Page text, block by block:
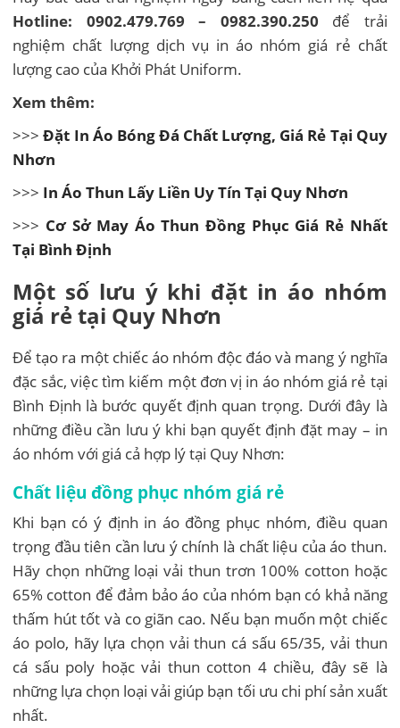
Hotline: 0902.479.769 – 0982.390.250 để trải
nghiệm chất lượng dịch vụ in áo nhóm giá rẻ chất
lượng cao của Khởi Phát Uniform.
Xem thêm:
>>>Đặt In Áo Bóng Đá Chất Lượng, Giá Rẻ Tại Quy
Nhơn
>>> In Áo Thun Lấy Liền Uy Tín Tại Quy Nhơn
>>> Cơ Sở May Áo Thun Đồng Phục Giá Rẻ Nhất
Tại Bình Định
Một số lưu ý khi đặt in áo nhóm
giá rẻ tại Quy Nhơn
Để tạo ra một chiếc áo nhóm độc đáo và mang ý nghĩa
đặc sắc, việc tìm kiếm một đơn vị in áo nhóm giá rẻ tại
Bình Định là bước quyết định quan trọng. Dưới đây là
những điều cần lưu ý khi bạn quyết định đặt may – in
áo nhóm với giá cả hợp lý tại Quy Nhơn:
Chất liệu đồng phục nhóm giá rẻ
Khi bạn có ý định in áo đồng phục nhóm, điều quan
trọng đầu tiên cần lưu ý chính là chất liệu của áo thun.
Hãy chọn những loại vải thun trơn 100% cotton hoặc
65% cotton để đảm bảo áo của nhóm bạn có khả năng
thấm hút tốt và co giãn cao. Nếu bạn muốn một chiếc
áo polo, hãy lựa chọn vải thun cá sấu 65/35, vải thun
cá sấu poly hoặc vải thun cotton 4 chiều, đây sẽ là
những lựa chọn loại vải giúp bạn tối ưu chi phí sản xuất
nhất.